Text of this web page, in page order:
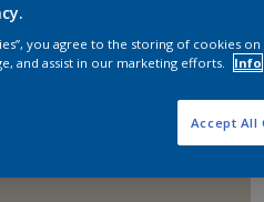
you agree to the storing of cookies
and assist in our marketing efforts.
Info
Accept All